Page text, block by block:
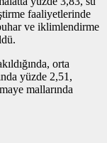
faaliyetlerinde
ve iklimlendirme
orta
yüzde 2,51,
mallarında